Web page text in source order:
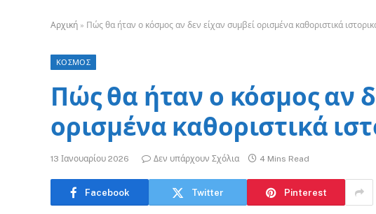
Αρχική » Πώς θα ήταν ο κόσμος αν δεν είχαν συμβεί ορισμένα καθοριστικά
ΚΟΣΜΟΣ
Πώς θα ήταν ο κόσμος αν
ορισμένα καθοριστικά
13 Ιανουαρίου 2026 Δεν υπάρχουν Σχόλια 4 Mins Read
Facebook Twitter Pinterest